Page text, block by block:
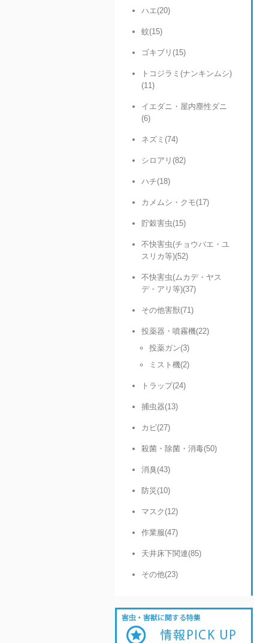
ハエ(20)
蚊(15)
ゴキブリ(15)
トコジラミ(ナンキンムシ)
(11)
イエダニ・屋内塵性ダニ
(6)
ネズミ(74)
シロアリ(82)
ハチ(18)
カメムシ・クモ(17)
貯穀害虫(15)
不快害虫(チョウバエ・ユ
スリカ等)(52)
不快害虫(ムカデ・ヤス
デ・アリ等)(37)
その他害獣(71)
投薬器・噴霧機(22)
投薬ガン(3)
ミスト機(2)
トラップ(24)
捕虫器(13)
カビ(27)
殺菌・除菌・消毒(50)
消臭(43)
防災(10)
マスク(12)
作業服(47)
天井床下関連(85)
その他(23)